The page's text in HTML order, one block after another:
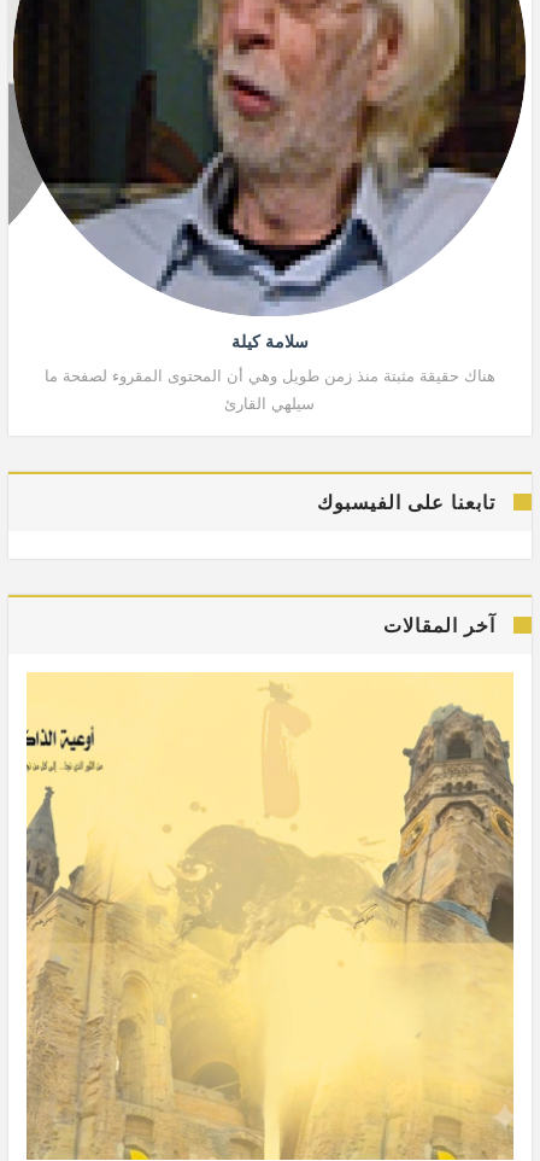
سلامة كيلة
هناك حقيقة مثبتة منذ زمن طويل وهي أن المحتوى المقروء لصفحة ما
سيلهي القارئ
تابعنا على الفيسبوك
آخر المقالات